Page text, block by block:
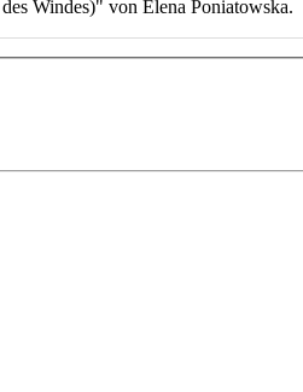
Windes)" von Elena Poniatowska.